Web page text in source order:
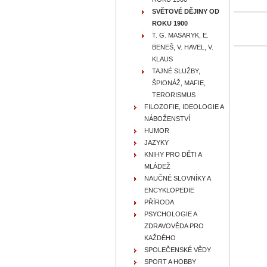
SVĚTOVÉ DĚJINY OD
ROKU 1900
T. G. MASARYK, E.
BENEŠ, V. HAVEL, V.
KLAUS
TAJNÉ SLUŽBY,
ŠPIONÁŽ, MAFIE,
TERORISMUS
FILOZOFIE, IDEOLOGIE A
NÁBOŽENSTVÍ
HUMOR
JAZYKY
KNIHY PRO DĚTI A
MLÁDEŽ
NAUČNÉ SLOVNÍKY A
ENCYKLOPEDIE
PŘÍRODA
PSYCHOLOGIE A
ZDRAVOVĚDA PRO
KAŽDÉHO
SPOLEČENSKÉ VĚDY
SPORT A HOBBY